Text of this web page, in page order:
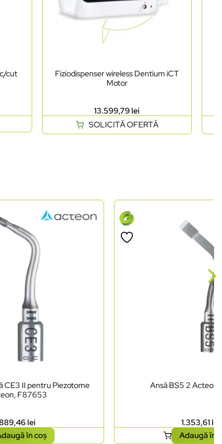
cut
Fiziodispenser wireless Dentium iCT
Motor
13.599,79lei
SOLICITĂ OFERTĂ
CE3 II pentru Piezotome
F87653
lei
în coș
Ansă BS5 2
1.353,61 lei
Adaugă în